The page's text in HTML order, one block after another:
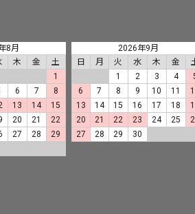
8月
木 金
土
1
6 7
8
13 14
15
20 21
22
27 28
29
2026年9月
日
月 火 水 木 金
1
2 3 4
6
7 8 9 10 11
13
14 15 16 17 18
20
21 22 23 24 25
27
28 29 30